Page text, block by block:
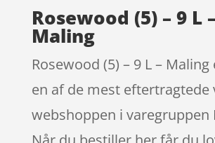
Rosewood (5) – 9 L –
Maling
Rosewood (5) – 9 L –
en af de mest eftertragtede
webshoppen i varegruppen